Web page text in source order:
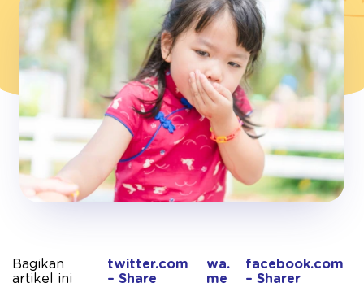
Bagikan
artikel ini
twitter.com
– Share
wa.
me
facebook.com
– Sharer